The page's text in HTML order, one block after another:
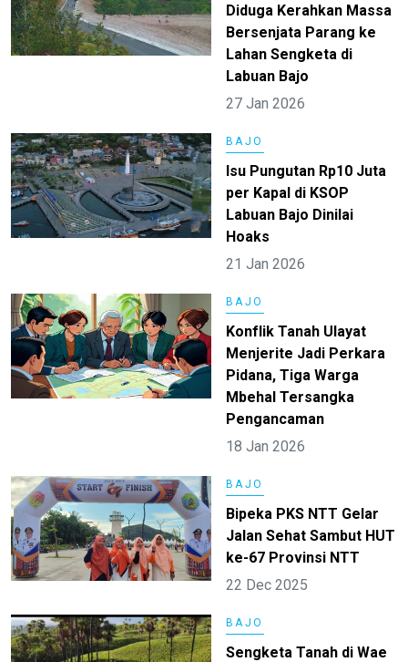
Diduga Kerahkan Massa
Bersenjata Parang ke
Lahan Sengketa di
Labuan Bajo
27 Jan 2026
BAJO
Isu Pungutan Rp10 Juta
per Kapal di KSOP
Labuan Bajo Dinilai
Hoaks
21 Jan 2026
BAJO
Konflik Tanah Ulayat
Menjerite Jadi Perkara
Pidana, Tiga Warga
Mbehal Tersangka
Pengancaman
18 Jan 2026
BAJO
Bipeka PKS NTT Gelar
Jalan Sehat Sambut HUT
ke-67 Provinsi NTT
22 Dec 2025
BAJO
Sengketa Tanah di Wae